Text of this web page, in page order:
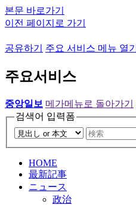
본문 바로가기
이전 페이지로 가기
공유하기 주요 서비스 메뉴 열기
주요서비스
중앙일보 메가메뉴로 돌아가기
검색어 입력폼
HOME
最新記事
ニュース
政治